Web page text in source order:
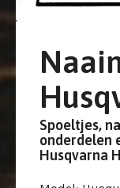
Spoeltjes,
onderdelen
Husqvarna